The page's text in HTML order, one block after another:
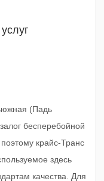
(Падь
бесперебойной
крайс-Транс
здесь
качества. Для